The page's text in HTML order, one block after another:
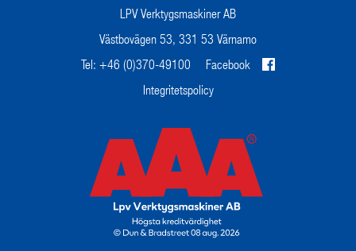
LPV Verktygsmaskiner AB
Västbovägen 53, 331 53 Värnamo
Tel: +46 (0)370-49100
Facebook
Integritetspolicy